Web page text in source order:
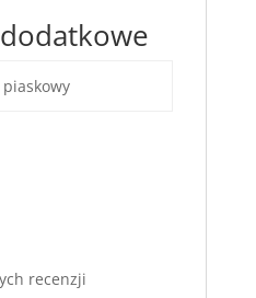
piaskowy
recenzji